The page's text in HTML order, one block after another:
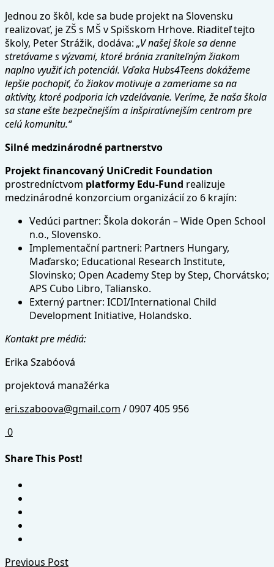
Jednou zo škôl, kde sa bude projekt na Slovensku
realizovať, je ZŠ s MŠ v Spišskom Hrhove. Riaditeľ tejto
školy, Peter Strážik, dodáva: „V našej škole sa denne
stretávame s výzvami, ktoré bránia zraniteľným žiakom
naplno využiť ich potenciál. Vďaka Hubs4Teens dokážeme
lepšie pochopiť, čo žiakov motivuje a zameriame sa na
aktivity, ktoré podporia ich vzdelávanie. Veríme, že naša škola
sa stane ešte bezpečnejším a inšpiratívnejším centrom pre
celú komunitu.“
Silné medzinárodné partnerstvo
Projekt financovaný UniCredit Foundation
prostredníctvom platformy Edu-Fund realizuje
medzinárodné konzorcium organizácií zo 6 krajín:
Vedúci partner: Škola dokorán – Wide Open School
n.o., Slovensko.
Implementační partneri: Partners Hungary,
Maďarsko; Educational Research Institute,
Slovinsko; Open Academy Step by Step, Chorvátsko;
APS Cubo Libro, Taliansko.
Externý partner: ICDI/International Child
Development Initiative, Holandsko.
Kontakt pre médiá:
Erika Szabóová
projektová manažérka
eri.szaboova@gmail.com / 0907 405 956
0
Share This Post!
Previous Post